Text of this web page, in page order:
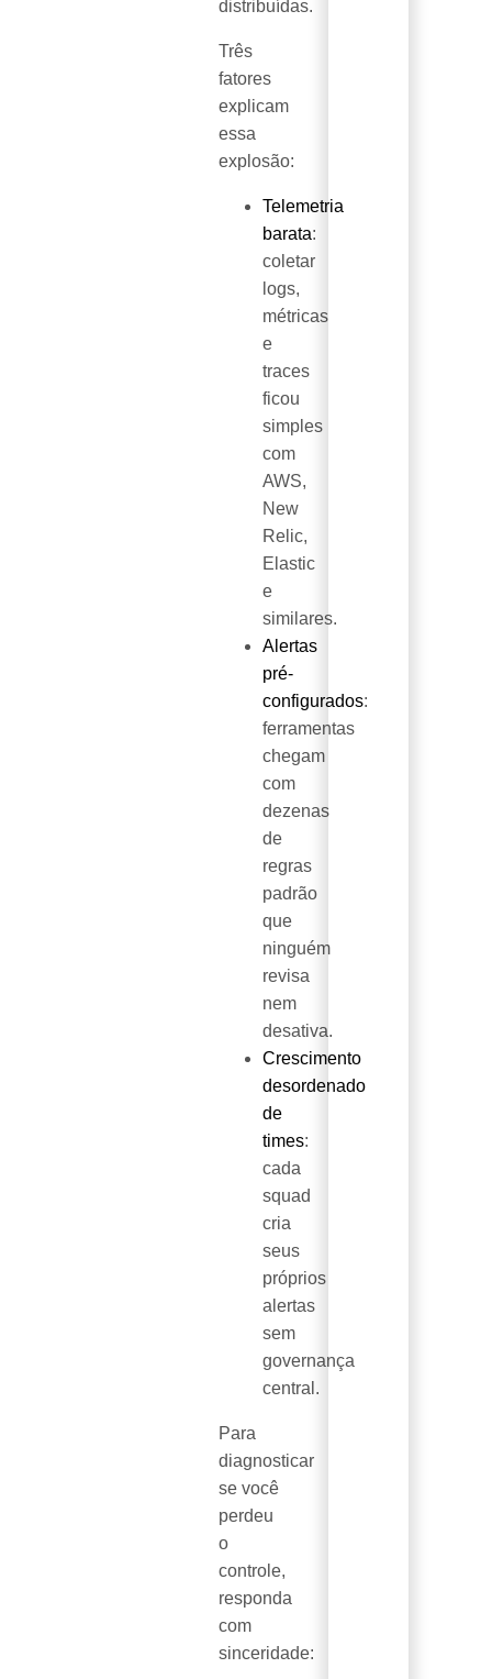
distribuídas.
Três
fatores
explicam
essa
explosão:
Telemetria
barata:
coletar
logs,
métricas
e
traces
ficou
simples
com
AWS,
New
Relic,
Elastic
e
similares.
Alertas
pré-
configurados:
ferramentas
chegam
com
dezenas
de
regras
padrão
que
ninguém
revisa
nem
desativa.
Crescimento
desordenado
de
times:
cada
squad
cria
seus
próprios
alertas
sem
governança
central.
Para
diagnosticar
se você
perdeu
o
controle,
responda
com
sinceridade: